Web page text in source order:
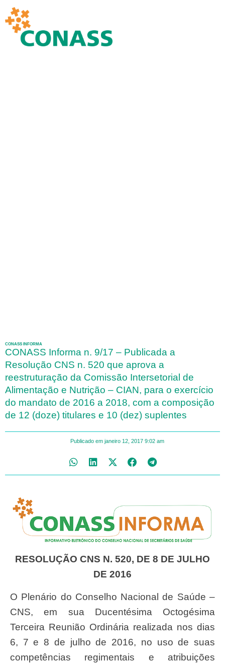
CONASS INFORMA
CONASS Informa n. 9/17 – Publicada a
Resolução CNS n. 520 que aprova a
reestruturação da Comissão Intersetorial de
Alimentação e Nutrição – CIAN, para o exercício
do mandato de 2016 a 2018, com a composição
de 12 (doze) titulares e 10 (dez) suplentes
Publicado em janeiro 12, 2017 9:02 am
RESOLUÇÃO CNS N. 520, DE 8 DE JULHO
DE 2016
O Plenário do Conselho Nacional de Saúde –
CNS, em sua Ducentésima Octogésima
Terceira Reunião Ordinária realizada nos dias
6, 7 e 8 de julho de 2016, no uso de suas
competências regimentais e atribuições